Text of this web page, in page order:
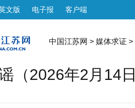
文版 电子报 客户端
中国江苏网 > 媒体求证 >
（2026年2月14日